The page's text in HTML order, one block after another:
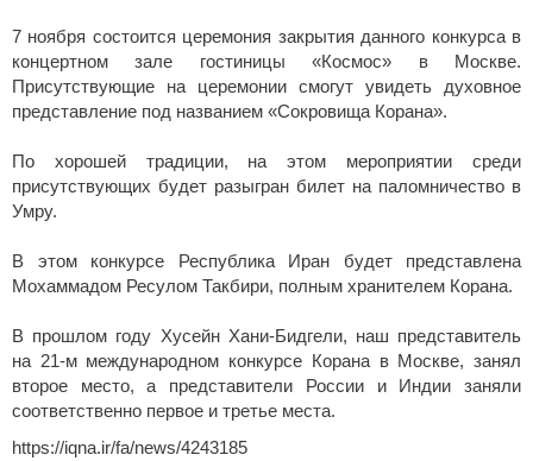
7 ноября состоится церемония закрытия данного конкурса в
концертном зале гостиницы «Космос» в Москве.
Присутствующие на церемонии смогут увидеть духовное
представление под названием «Сокровища Корана».
По хорошей традиции, на этом мероприятии среди
присутствующих будет разыгран билет на паломничество в
Умру.
В этом конкурсе Республика Иран будет представлена
Мохаммадом Ресулом Такбири, полным хранителем Корана.
В прошлом году Хусейн Хани-Бидгели, наш представитель
на 21-м международном конкурсе Корана в Москве, занял
второе место, а представители России и Индии заняли
соответственно первое и третье места.
https://iqna.ir/fa/news/4243185